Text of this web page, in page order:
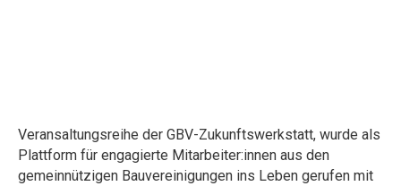
Veransaltungsreihe der GBV-Zukunftswerkstatt, wurde als
Plattform für engagierte Mitarbeiter:innen aus den
gemeinnützigen Bauvereinigungen ins Leben gerufen mit